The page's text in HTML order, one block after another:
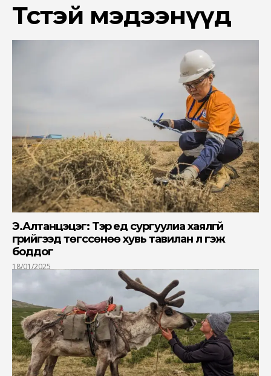
Төстэй мэдээнүүд
Э.Алтанцэцэг: Тэр үед сургуулиа хаялгүй
гүрийгээд төгссөнөө хувь тавилан л гэж
боддог
18/01/2025